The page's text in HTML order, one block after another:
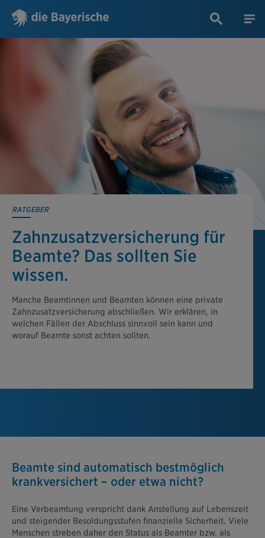
RATGEBER
Zahnzusatz­versicherung für
Beamte? Das sollten Sie
wissen.
Manche Beamtinnen und Beamten können eine private
Zahnzusatzversicherung abschließen. Wir erklären, in
welchen Fällen der Abschluss sinnvoll sein kann und
worauf Beamte sonst achten sollten.
Beamte sind automatisch bestmöglich
krankversichert – oder etwa nicht?
Eine Verbeamtung verspricht dank Anstellung auf Lebenszeit
und steigender Besoldungsstufen finanzielle Sicherheit. Viele
Menschen streben daher den Status als Beamter bzw. als